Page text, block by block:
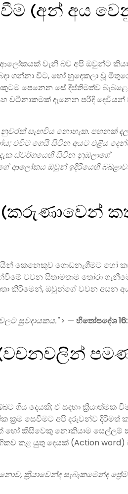
(අන් අය
වැනි බව අපි ඔවුන්ට
ගන්නා විට, හෝ හුදෙකලා වූ
පෙනෙන සේ දීප්තිමත්ව
වටිනාකමක් දැනෙන පරිදි
සැඟවිය නොහැක. පහනක්
ගෙයි සිටින අයට එළිය
ස්වර්ගයෙහි සිටින නුඹලාගේ
ඔවුන් ඉදිරියෙහි
කෙනෙකුව ගොඩනැගීමට හෝ
වචන සිතාමතාම තෝරා
කිරීමෙන්, ඔවුන්ගේ වචන අසන
සුවදායකය."> — හිතෝපදේශ
(වචනවලින්
ගිය දෙයකි; ඒ සඳහා ක්‍රියාත්මක
ක්‍රම සෙවීමට අපි දරුවන්ව දිරිමත්
හෝ කිසිවෙකු නොකියාම සෙල්ලම්
කළ යුතු දෙයක් (Action
ක්‍රියාවෙන්ද සැබෑකමෙන්ද